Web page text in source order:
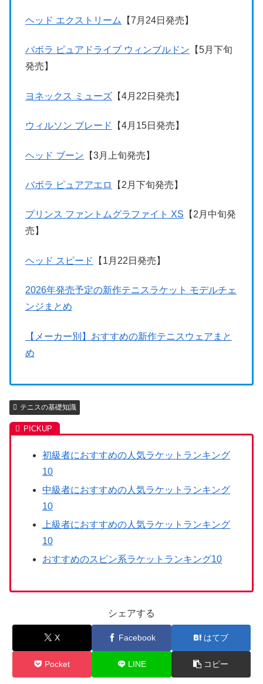
ヘッド エクストリーム 【7月24日発売】
バボラ ピュアドライブ ウィンブルドン 【5月下旬
発売】
ヨネックス ミューズ 【4月22日発売】
ウィルソン ブレード 【4月15日発売】
ヘッド ブーン 【3月上旬発売】
バボラ ピュアアエロ 【2月下旬発売】
プリンス ファントムグラファイト XS 【2月中旬発
売】
ヘッド スピード 【1月22日発売】
2026年発売予定の新作テニスラケット モデルチェ
ンジまとめ
【メーカー別】おすすめの新作テニスウェアまと
め
テニスの基礎知識
初級者におすすめの人気ラケットランキング
10
中級者におすすめの人気ラケットランキング
10
上級者におすすめの人気ラケットランキング
10
おすすめのスピン系ラケットランキング10
シェアする
X Facebook はてブ
Pocket LINE コピー